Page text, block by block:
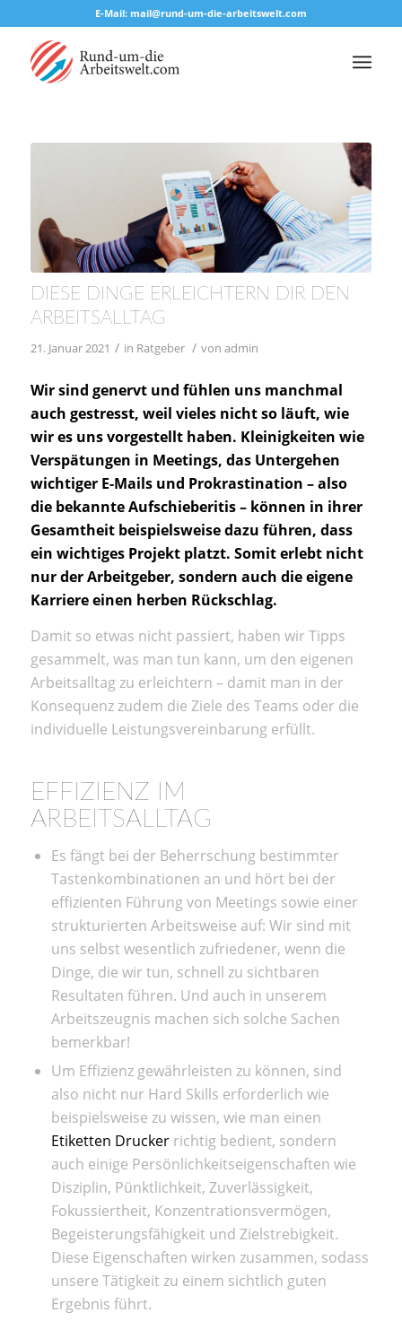
E-Mail: mail@rund-um-die-arbeitswelt.com
DIESE DINGE ERLEICHTERN DIR DEN
ARBEITSALLTAG
21. Januar 2021 / in Ratgeber / von admin
Wir sind genervt und fühlen uns manchmal
auch gestresst, weil vieles nicht so läuft, wie
wir es uns vorgestellt haben. Kleinigkeiten wie
Verspätungen in Meetings, das Untergehen
wichtiger E-Mails und Prokrastination – also
die bekannte Aufschieberitis – können in ihrer
Gesamtheit beispielsweise dazu führen, dass
ein wichtiges Projekt platzt. Somit erlebt nicht
nur der Arbeitgeber, sondern auch die eigene
Karriere einen herben Rückschlag.
Damit so etwas nicht passiert, haben wir Tipps
gesammelt, was man tun kann, um den eigenen
Arbeitsalltag zu erleichtern – damit man in der
Konsequenz zudem die Ziele des Teams oder die
individuelle Leistungsvereinbarung erfüllt.
EFFIZIENZ IM
ARBEITSALLTAG
Es fängt bei der Beherrschung bestimmter
Tastenkombinationen an und hört bei der
effizienten Führung von Meetings sowie einer
strukturierten Arbeitsweise auf: Wir sind mit
uns selbst wesentlich zufriedener, wenn die
Dinge, die wir tun, schnell zu sichtbaren
Resultaten führen. Und auch in unserem
Arbeitszeugnis machen sich solche Sachen
bemerkbar!
Um Effizienz gewährleisten zu können, sind
also nicht nur Hard Skills erforderlich wie
beispielsweise zu wissen, wie man einen
Etiketten Druckerrichtig bedient, sondern
auch einige Persönlichkeitseigenschaften wie
Disziplin, Pünktlichkeit, Zuverlässigkeit,
Fokussiertheit, Konzentrationsvermögen,
Begeisterungsfähigkeit und Zielstrebigkeit.
Diese Eigenschaften wirken zusammen, sodass
unsere Tätigkeit zu einem sichtlich guten
Ergebnis führt.